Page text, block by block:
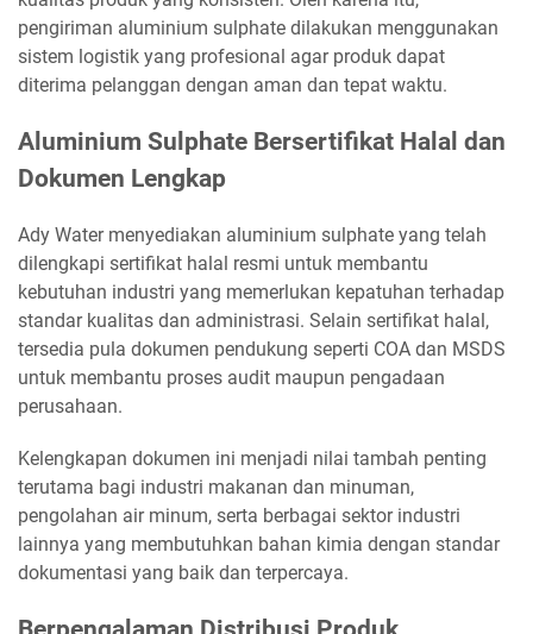
pengiriman aluminium sulphate dilakukan menggunakan
sistem logistik yang profesional agar produk dapat
diterima pelanggan dengan aman dan tepat waktu.
Aluminium Sulphate Bersertifikat Halal dan
Dokumen Lengkap
Ady Water menyediakan aluminium sulphate yang telah
dilengkapi sertifikat halal resmi untuk membantu
kebutuhan industri yang memerlukan kepatuhan terhadap
standar kualitas dan administrasi. Selain sertifikat halal,
tersedia pula dokumen pendukung seperti COA dan MSDS
untuk membantu proses audit maupun pengadaan
perusahaan.
Kelengkapan dokumen ini menjadi nilai tambah penting
terutama bagi industri makanan dan minuman,
pengolahan air minum, serta berbagai sektor industri
lainnya yang membutuhkan bahan kimia dengan standar
dokumentasi yang baik dan terpercaya.